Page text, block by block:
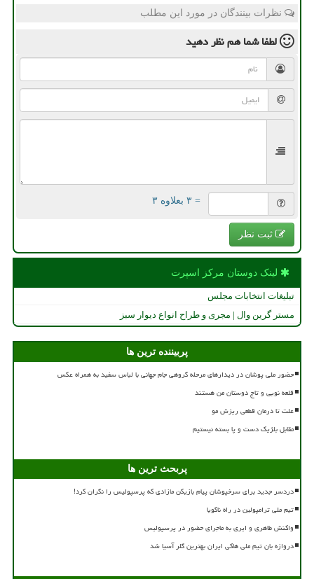
نظرات بینندگان در مورد این مطلب
لطفا شما همنظر دهید
= ۳ بعلاوه ۳
ثبت نظر
لینک دوستان مركز اسپرت
تبلیغات انتخابات مجلس
مستر گرین وال | مجری و طراح انواع دیوار سبز
پربیننده ترین ها
حضور ملی پوشان در دیدارهای مرحله گروهی جام جهانی با لباس سفید به همراه عکس
قلعه نویی و تاج دوستان من هستند
علت تا درمان قطعی ریزش مو
مقابل بلژیک دست و پا بسته نیستیم
پربحث ترین ها
دردسر جدید برای سرخپوشان پیام بازیکن مازادی که پرسپولیس را نگران کرد!
تیم ملی ترامپولین در راه ناگویا
واکنش طاهری و ایری به ماجرای حضور در پرسپولیس
دروازه بان تیم ملی هاکی ایران بهترین گلر آسیا شد